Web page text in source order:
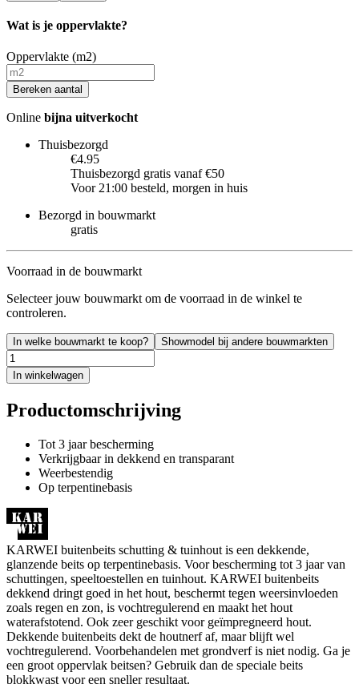
Wat is je oppervlakte?
Oppervlakte (m2)
Bereken aantal
Online bijna uitverkocht
Thuisbezorgd
€4.95
Thuisbezorgd gratis vanaf €50
Voor 21:00 besteld, morgen in huis
Bezorgd in bouwmarkt
gratis
Voorraad in de bouwmarkt
Selecteer jouw bouwmarkt om de voorraad in de winkel te
controleren.
In welke bouwmarkt te koop? Showmodel bij andere bouwmarkten
In winkelwagen
Productomschrijving
Tot 3 jaar bescherming
Verkrijgbaar in dekkend en transparant
Weerbestendig
Op terpentinebasis
KARWEI buitenbeits schutting & tuinhout is een dekkende,
glanzende beits op terpentinebasis. Voor bescherming tot 3 jaar van
schuttingen, speeltoestellen en tuinhout. KARWEI buitenbeits
dekkend dringt goed in het hout, beschermt tegen weersinvloeden
zoals regen en zon, is vochtregulerend en maakt het hout
waterafstotend. Ook zeer geschikt voor geïmpregneerd hout.
Dekkende buitenbeits dekt de houtnerf af, maar blijft wel
vochtregulerend. Voorbehandelen met grondverf is niet nodig. Ga je
een groot oppervlak beitsen? Gebruik dan de speciale beits
blokkwast voor een sneller resultaat.